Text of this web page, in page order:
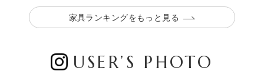
家具ランキングをもっと見る
USER’S PHOTO